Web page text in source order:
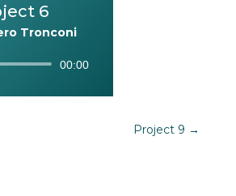
6
Tronconi
Audio
00:00
Project 9 →